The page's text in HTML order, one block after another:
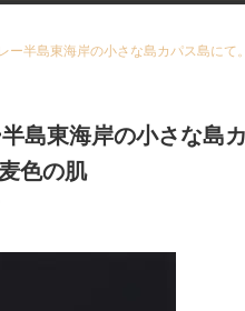
ー半島東海岸の小さな島カパス島に
島東海岸の小さな島
色の肌